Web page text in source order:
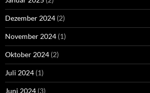
Dezember 2024 (2)
November 2024 (1)
Oktober 2024 (2)
Juli 2024 (1)
Juni 2024 (3)